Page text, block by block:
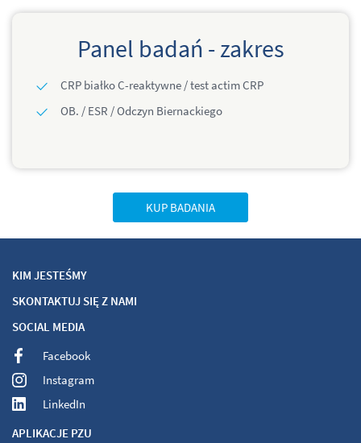
Panel badań - zakres
CRP białko C-reaktywne / test actim CRP
OB. / ESR / Odczyn Biernackiego
KUP BADANIA
KIM JESTEŚMY
SKONTAKTUJ SIĘ Z NAMI
SOCIAL MEDIA
Facebook
Instagram
LinkedIn
APLIKACJE PZU